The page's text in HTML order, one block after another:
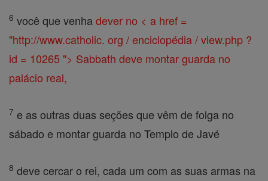
6 você que venhadever no < a href =
"http://www.catholic. org / enciclopédia / view.php ?
id = 10265 "> Sabbath deve montar guarda no
palácio real,
7 e as outras duas seções que vêm de folga no
sábado e montar guarda no Templo de Javé
8 deve cercar o rei, cada um com as suas armas na